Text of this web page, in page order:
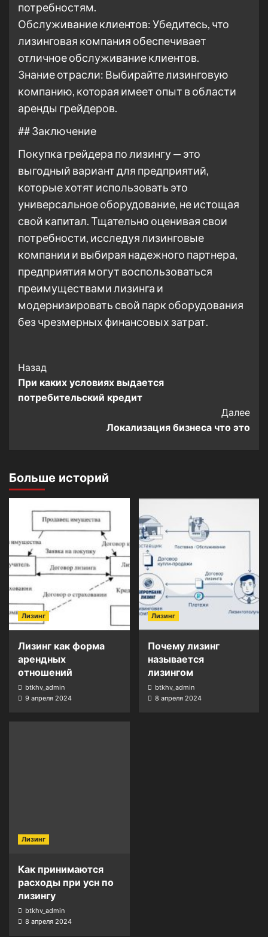
потребностям.
Обслуживание клиентов: Убедитесь, что
лизинговая компания обеспечивает
отличное обслуживание клиентов.
Знание отрасли: Выбирайте лизинговую
компанию, которая имеет опыт в области
аренды грейдеров.
## Заключение
Покупка грейдера по лизингу — это
выгодный вариант для предприятий,
которые хотят использовать это
универсальное оборудование, не истощая
свой капитал. Тщательно оценивая свои
потребности, исследуя лизинговые
компании и выбирая надежного партнера,
предприятия могут воспользоваться
преимуществами лизинга и
модернизировать свой парк оборудования
без чрезмерных финансовых затрат.
Post
Navigation
Назад
При каких условиях выдается
потребительский кредит
Далее
Локализация бизнеса что это
Больше историй
Лизинг
Лизинг как форма
арендных
отношений
btkhv_admin
9 апреля 2024
Лизинг
Почему лизинг
называется
лизингом
btkhv_admin
8 апреля 2024
Лизинг
Как принимаются
расходы при усн по
лизингу
btkhv_admin
8 апреля 2024